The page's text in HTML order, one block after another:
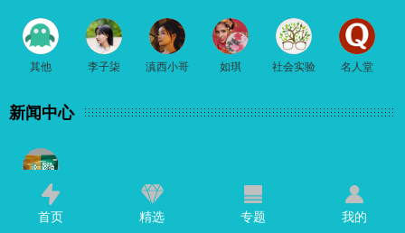
其他 李子柒 滇西小哥 如琪 社会实验 名人堂
新闻中心
有趣事情
首页 精选 专题 我的